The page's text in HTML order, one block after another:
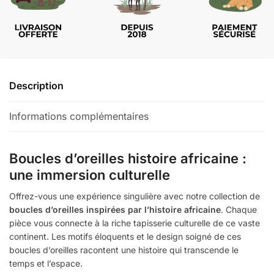
Description
Informations complémentaires
Boucles d’oreilles histoire africaine :
une immersion culturelle
Offrez-vous une expérience singulière avec notre collection de
boucles d’oreilles inspirées par l’histoire africaine. Chaque
pièce vous connecte à la riche tapisserie culturelle de ce vaste
continent. Les motifs éloquents et le design soigné de ces
boucles d’oreilles racontent une histoire qui transcende le
temps et l’espace.